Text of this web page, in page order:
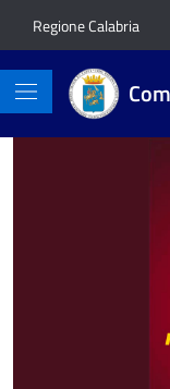
Regione Calabria